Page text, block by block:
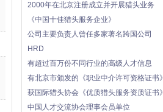
2000年在北京注册成立并开展猎头业务
《中国十佳猎头服务企业》
公司主要负责人曾任多家著名跨国公司
HRD
有超过百万份不同行业的高级人才信息
有北京市颁发的《职业中介许可资格证书》
获国际猎头协会《优质猎头服务资质证书》
中国人才交流协会理事会员单位